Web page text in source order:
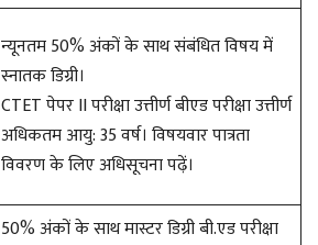
न्यूनतम 50% अंकों के साथ संबंधित विषय में
स्नातक डिग्री।
CTET पेपर II परीक्षा उत्तीर्ण बीएड परीक्षा उत्तीर्ण
अधिकतम आयु: 35 वर्ष। विषयवार पात्रता
विवरण के लिए अधिसूचना पढ़ें।
50% अंकों के साथ मास्टर डिग्री बी.एड परीक्षा